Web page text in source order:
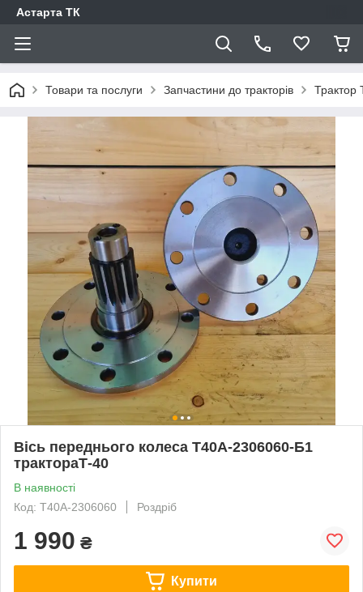
Астарта ТК
Товари та послуги Запчастини до тракторів Трактор
Вісь переднього колеса Т40А-2306060-Б1
трактораТ-40
В наявності
Код: Т40А-2306060
Роздріб
1 990 ₴
Купити